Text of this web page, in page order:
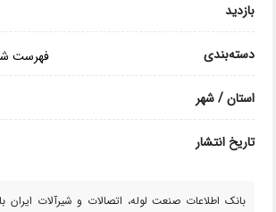
بازدید
دسته‌بندی فهرست
استان / شهر
تاریخ انتشار
بانک اطلاعات صنعت لوله، اتصالات و شیرآلات ایران